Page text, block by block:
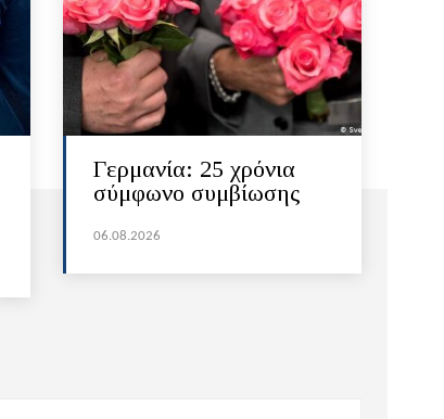
Γερμανία: 25 χρόνια
σύμφωνο συμβίωσης
06.08.2026